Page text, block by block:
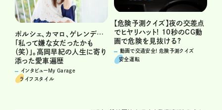
ポルシェ、カマロ、ゲレンデ…
「私って嫌な女だったかも
（笑）」。高岡早紀の人生に寄り
添った愛車遍歴
インタビューMy Garage
ライフスタイル
【危険予測クイズ】夜の交差点
でヒヤリハット! 10秒のCG動
画で危険を見抜ける?
動画で交通安全! 危険予測クイズ
安全運転